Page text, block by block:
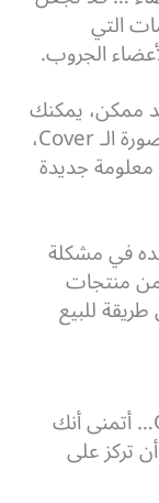
التي
الجروب.
ممكن، يمكنك
أن تضع رابط لموقعك أو لخدمتك في صورة الـ Cover،
جديدة
في مشكلة
منتجات
للبيع
لقد أشرت سابقاً إلى Group Insights… أتمنى أنك
تركز على